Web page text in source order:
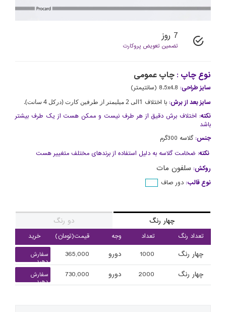
7 روز
تضمین تعویض پروکارت
نوع چاپ : چاپ عمومی
سایز طراحی: 8.5x4.8 (سانتیمتر)
سایز بعد از برش: با اختلاف 1الی 2 میلیمتر از طرفین کارت (درکل 4 سانت).
نکته: اختلاف برش دقیق از هر طرف نیست و ممکن هست از یک طرف بیشتر
باشد
جنس: گلاسه 300گرم
نکته: ضخامت گلاسه به دلیل استفاده از برندهای مختلف متغییر هست
روکش: سلفون مات
نوع قالب: دور صاف
چهار رنگ دو رنگ
تعداد رنگ تعداد وجه قیمت(تومان) خرید
چهار رنگ 1000 دورو 365,000
سفارش
دهید
چهار رنگ 2000 دورو 730,000
سفارش
دهید